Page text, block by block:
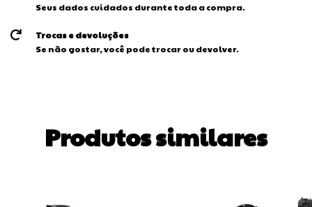
Seus dados cuidados durante toda a compra.
Trocas e devoluções
Se não gostar, você pode trocar ou devolver.
Produtos similares